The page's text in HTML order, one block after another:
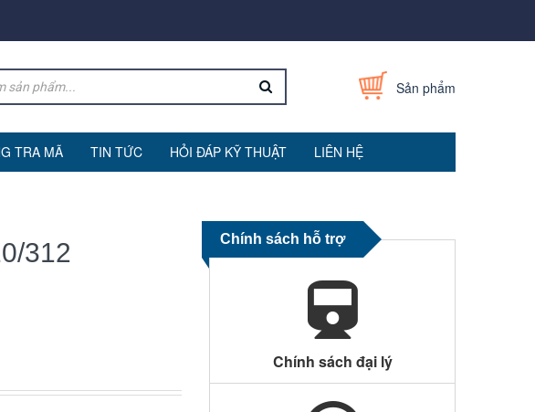
Sản phẩm
TRA MÃ TIN TỨC HỎI ĐÁP KỸ THUẬT LIÊN HỆ
312 Chính sách hỗ trợ
Chính sách đại lý